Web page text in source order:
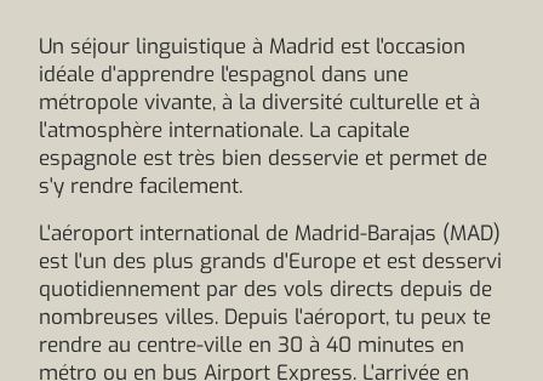
Un séjour linguistique à Madrid est l'occasion
idéale d'apprendre l'espagnol dans une
métropole vivante, à la diversité culturelle et à
l'atmosphère internationale. La capitale
espagnole est très bien desservie et permet de
s'y rendre facilement.
L'aéroport international de Madrid-Barajas (MAD)
est l'un des plus grands d'Europe et est desservi
quotidiennement par des vols directs depuis de
nombreuses villes. Depuis l'aéroport, tu peux te
rendre au centre-ville en 30 à 40 minutes en
métro ou en bus Airport Express. L'arrivée en